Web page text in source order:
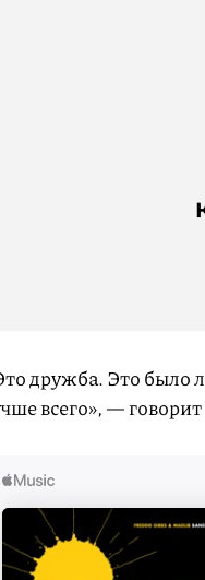
дружба. Это было
всего», —